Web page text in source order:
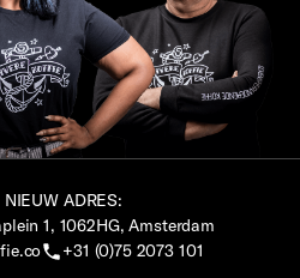
NIEUW ADRES:
1, 1062HG, Amsterdam
+31 (0)75 2073 101